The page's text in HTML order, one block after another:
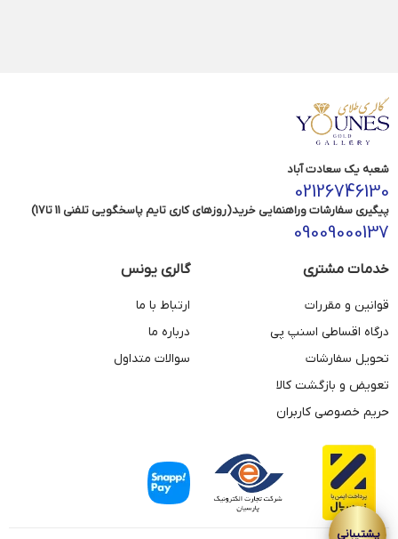
شعبه یک سعادت آباد
02126746130
پیگیری سفارشات وراهنمایی خرید(روزهای کاری تایم پاسخگویی تلفنی 11 تا17)
09009000137
خدمات مشتری
قوانین و مقررات
درگاه اقساطی اسنپ پی
تحویل سفارشات
تعویض و بازگشت کالا
حریم خصوصی کاربران
گالری یونس
ارتباط با ما
درباره ما
سوالات متداول